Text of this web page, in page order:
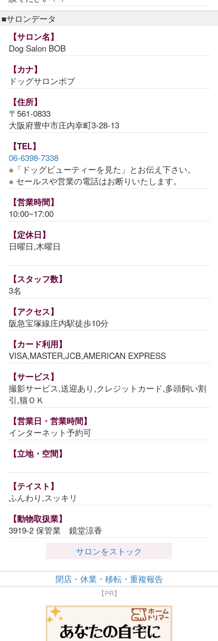
■サロンデータ
【サロン名】
Dog Salon BOB
【カナ】
ドッグサロンボブ
【住所】
〒561-0833
大阪府豊中市庄内幸町3-28-13
【TEL】
06-6398-7338
※「ドッグビューティーを見た」とお伝え下さい。
※ セールスや営業の電話はお断りいたします。
【営業時間】
10:00~17:00
【定休日】
日曜日,木曜日
【スタッフ数】
3名
【アクセス】
阪急宝塚線庄内駅徒歩10分
【カード利用】
VISA,MASTER,JCB,AMERICAN EXPRESS
【サービス】
撮影サービス,送迎あり,クレジットカード,多頭飼い割
引,猫ＯＫ
【営業日・営業時間】
インターネット予約可
【立地・空間】
【テイスト】
ふんわり,スッキリ
【動物取扱業】
3919-2 保管業 鏡堂涼香
サロンをストック
閉店・休業・移転・重複報告
【PR】